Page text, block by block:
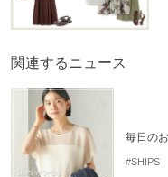
関連するニュース
毎日の
#SHIPS